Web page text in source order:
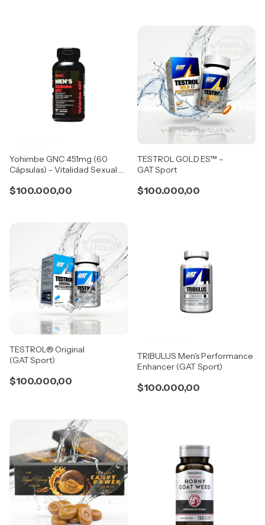
Yohimbe GNC 451mg (60
Cápsulas) - Vitalidad Sexual y
$100.000,00
TESTROL GOLD ES™ –
GAT Sport
$100.000,00
TESTROL® Original
(GAT Sport)
$100.000,00
TRIBULUS Men's Performance
Enhancer (GAT Sport)
$100.000,00